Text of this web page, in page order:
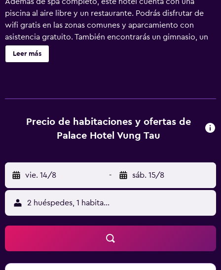
piscina al aire libre y un restaurante. Podrás disfrutar de
wifi gratis en las zonas comunes y aparcamiento con
asistencia gratuito. También encontrarás un gimnasio, un
bar o lounge y un bar-cafetería. Palace Hotel Vung Tau
ofrece 94 alojamientos con caja fuerte y zapatillas. Los
y esparcimiento incluyen una pista de tenis al aire libre,
sauna y gimnasio. Se pueden practicar las actividades de
aplique un recargo).
Leer más
Precio de habitaciones y ofertas de
Palace Hotel Vung Tau
vie. 14/8 - sáb. 15/8
2 huéspedes, 1 habitación